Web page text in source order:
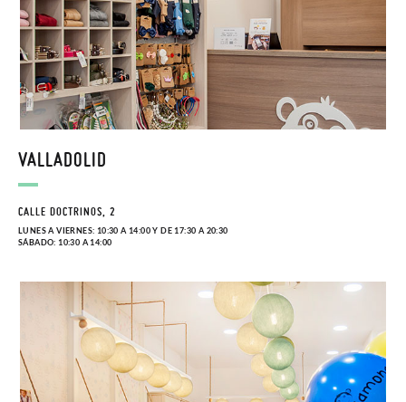
VALLADOLID
CALLE DOCTRINOS, 2
LUNES A VIERNES: 10:30 A 14:00 Y DE 17:30 A 20:30
SÁBADO: 10:30 A 14:00